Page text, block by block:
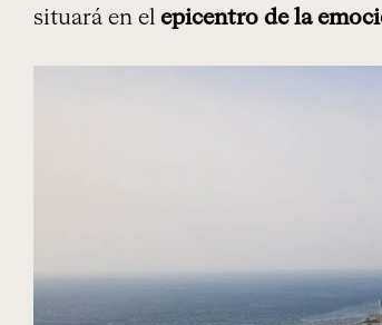
situará en el epicentro de la